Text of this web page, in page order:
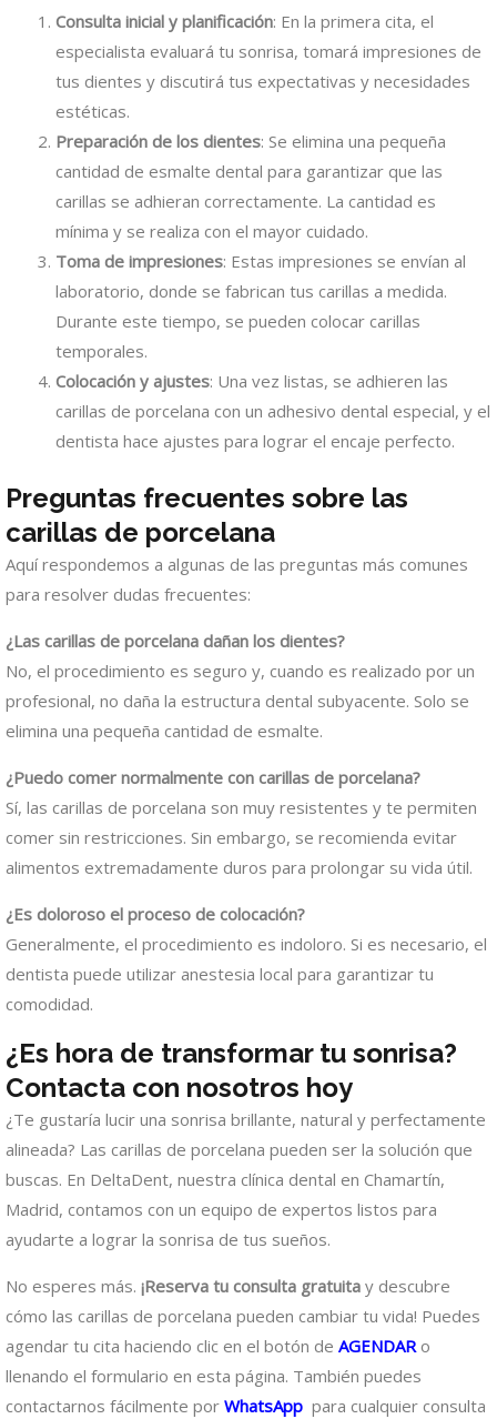
Consulta inicial y planificación: En la primera cita, el
especialista evaluará tu sonrisa, tomará impresiones de
tus dientes y discutirá tus expectativas y necesidades
estéticas.
Preparación de los dientes: Se elimina una pequeña
cantidad de esmalte dental para garantizar que las
carillas se adhieran correctamente. La cantidad es
mínima y se realiza con el mayor cuidado.
Toma de impresiones: Estas impresiones se envían al
laboratorio, donde se fabrican tus carillas a medida.
Durante este tiempo, se pueden colocar carillas
temporales.
Colocación y ajustes: Una vez listas, se adhieren las
carillas de porcelana con un adhesivo dental especial, y el
dentista hace ajustes para lograr el encaje perfecto.
Preguntas frecuentes sobre las
carillas de porcelana
Aquí respondemos a algunas de las preguntas más comunes
para resolver dudas frecuentes:
¿Las carillas de porcelana dañan los dientes?
No, el procedimiento es seguro y, cuando es realizado por un
profesional, no daña la estructura dental subyacente. Solo se
elimina una pequeña cantidad de esmalte.
¿Puedo comer normalmente con carillas de porcelana?
Sí, las carillas de porcelana son muy resistentes y te permiten
comer sin restricciones. Sin embargo, se recomienda evitar
alimentos extremadamente duros para prolongar su vida útil.
¿Es doloroso el proceso de colocación?
Generalmente, el procedimiento es indoloro. Si es necesario, el
dentista puede utilizar anestesia local para garantizar tu
comodidad.
¿Es hora de transformar tu sonrisa?
Contacta con nosotros hoy
¿Te gustaría lucir una sonrisa brillante, natural y perfectamente
alineada? Las carillas de porcelana pueden ser la solución que
buscas. En DeltaDent, nuestra clínica dental en Chamartín,
Madrid, contamos con un equipo de expertos listos para
ayudarte a lograr la sonrisa de tus sueños.
No esperes más. ¡Reserva tu consulta gratuita y descubre
cómo las carillas de porcelana pueden cambiar tu vida! Puedes
agendar tu cita haciendo clic en el botón de AGENDARo
llenando el formulario en esta página. También puedes
contactarnos fácilmente por WhatsApp para cualquier consulta